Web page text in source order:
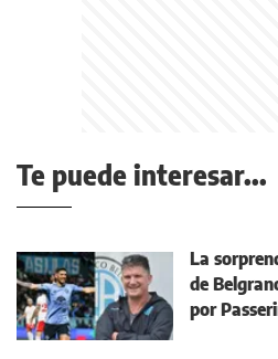
Te puede interesar...
La
de
por